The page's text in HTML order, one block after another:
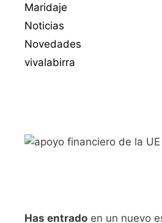
Maridaje
Noticias
Novedades
vivalabirra
Has entrado en un nuevo